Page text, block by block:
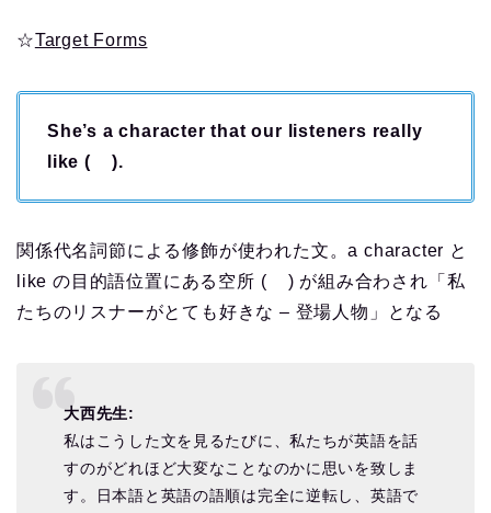
☆Target Forms
She’s a character that our listeners really
like ( ).
関係代名詞節による修飾が使われた文。a character と
like の目的語位置にある空所 ( ) が組み合わされ「私
たちのリスナーがとても好きな – 登場人物」となる
大西先生:
私はこうした文を見るたびに、私たちが英語を話
すのがどれほど大変なことなのかに思いを致しま
す。日本語と英語の語順は完全に逆転し、英語で